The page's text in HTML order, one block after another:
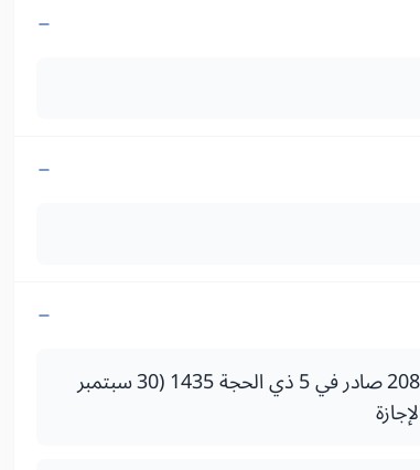
- قرار لوزير التعليم العالي والبحث العلمي وتكوين الأطر رقم 208214 صادر في 5 ذي الحجة 1435 (30 سبتمبر